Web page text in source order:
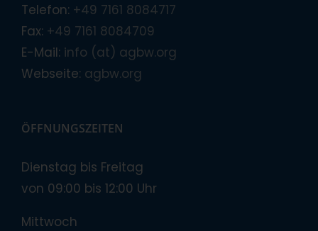
Telefon: +49 7161 8084717
Fax: +49 7161 8084709
E-Mail: info (at) agbw.org
Webseite: agbw.org
ÖFFNUNGSZEITEN
Dienstag bis Freitag
von 09:00 bis 12:00 Uhr
Mittwoch